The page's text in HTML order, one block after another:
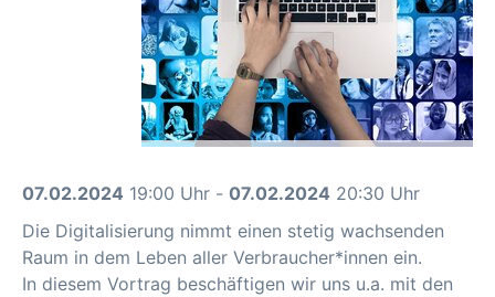
07.02.2024 19:00 Uhr - 07.02.2024 20:30 Uhr
Die Digitalisierung nimmt einen stetig wachsenden
Raum in dem Leben aller Verbraucher*innen ein.
In diesem Vortrag beschäftigen wir uns u.a. mit den